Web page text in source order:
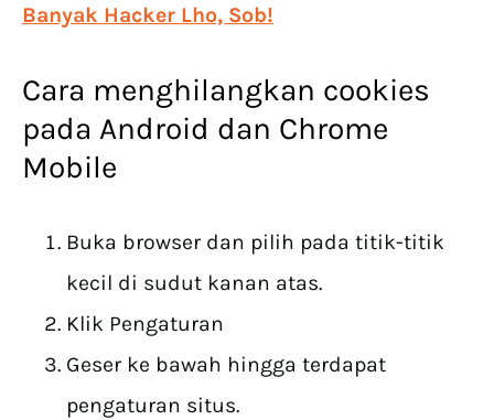
Banyak Hacker Lho, Sob!
Cara menghilangkan cookies
pada Android dan Chrome
Mobile
Buka browser dan pilih pada titik-titik
kecil di sudut kanan atas.
Klik Pengaturan
Geser ke bawah hingga terdapat
pengaturan situs.